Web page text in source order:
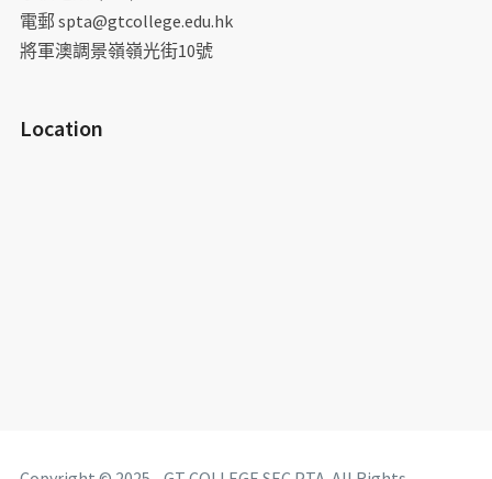
電郵 spta@gtcollege.edu.hk
將軍澳調景嶺嶺光街10號
Location